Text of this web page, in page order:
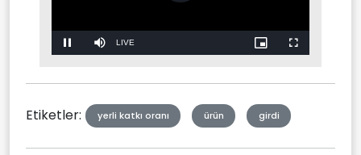
Pause Mute Stream
LIVE
Picture-
in-
Fullscreen
Etiketler: yerli katkı oranı ürün girdi